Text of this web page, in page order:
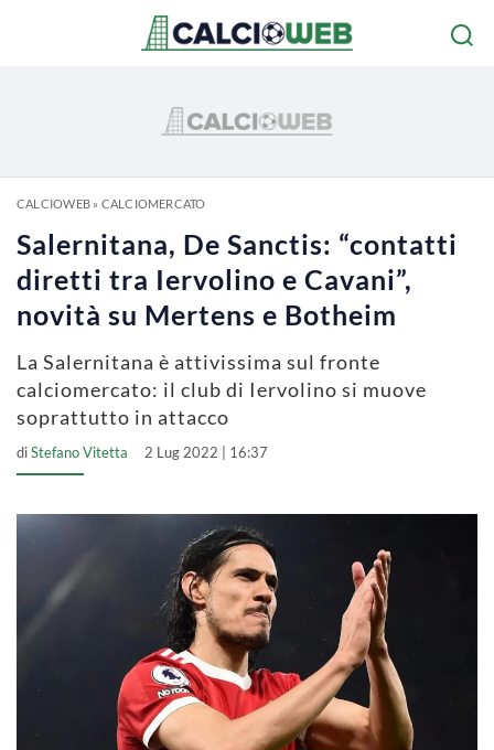
CALCIOWEB» CALCIOMERCATO
Salernitana, De Sanctis: “contatti
diretti tra Iervolino e Cavani”,
novità su Mertens e Botheim
La Salernitana è attivissima sul fronte
calciomercato: il club di Iervolino si muove
soprattutto in attacco
diStefano Vitetta 2 Lug 2022 | 16:37